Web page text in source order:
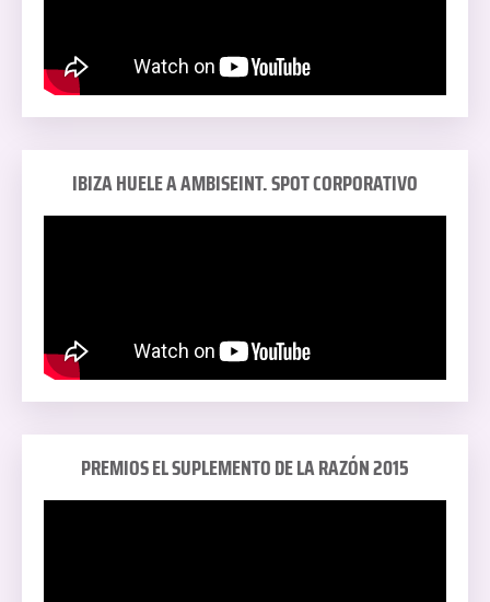
IBIZA HUELE A AMBISEINT. SPOT CORPORATIVO
PREMIOS EL SUPLEMENTO DE LA RAZÓN 2015